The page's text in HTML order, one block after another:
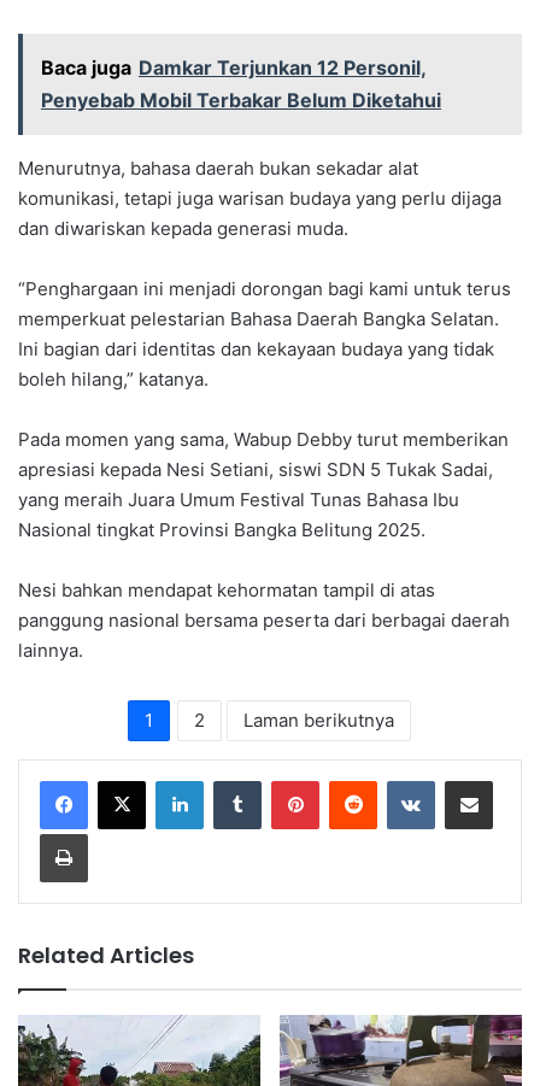
Baca juga Damkar Terjunkan 12 Personil,
Penyebab Mobil Terbakar Belum Diketahui
Menurutnya, bahasa daerah bukan sekadar alat
komunikasi, tetapi juga warisan budaya yang perlu dijaga
dan diwariskan kepada generasi muda.
“Penghargaan ini menjadi dorongan bagi kami untuk terus
memperkuat pelestarian Bahasa Daerah Bangka Selatan.
Ini bagian dari identitas dan kekayaan budaya yang tidak
boleh hilang,” katanya.
Pada momen yang sama, Wabup Debby turut memberikan
apresiasi kepada Nesi Setiani, siswi SDN 5 Tukak Sadai,
yang meraih Juara Umum Festival Tunas Bahasa Ibu
Nasional tingkat Provinsi Bangka Belitung 2025.
Nesi bahkan mendapat kehormatan tampil di atas
panggung nasional bersama peserta dari berbagai daerah
lainnya.
1 2 Laman berikutnya
LinkedInTumblr PinterestReddit VKontakteShare via Email
Print
Related Articles